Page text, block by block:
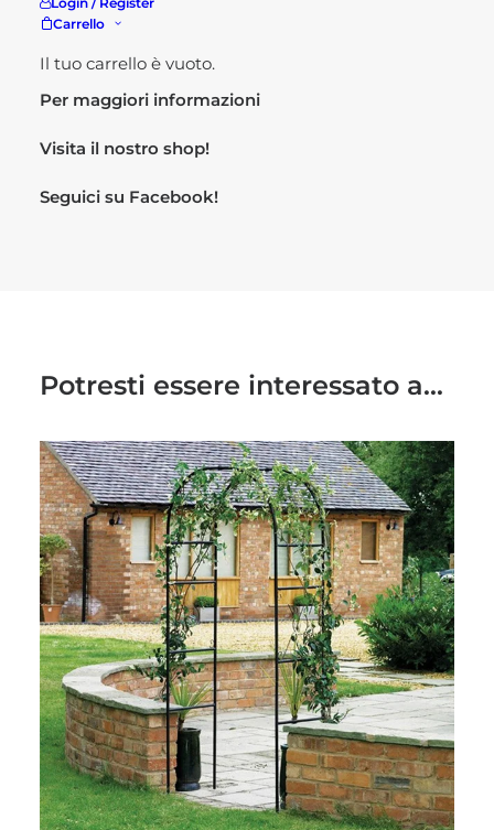
Carrello
Il tuo carrello è vuoto.
Dimensioni: cm 150 l x 40 p x 85 h
Per maggiori informazioni
Visita il nostro shop!
Seguici su Facebook!
Potresti essere interessato a...